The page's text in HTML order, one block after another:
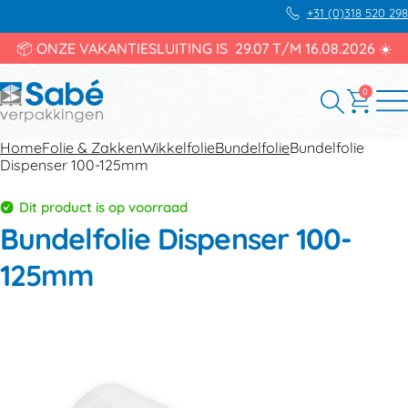
+31 (0)318 520 298
📦 ONZE VAKANTIESLUITING IS 29.07 T/M 16.08.2026 ☀️
0
HomeFolie & ZakkenWikkelfolieBundelfolieBundelfolie
Dispenser 100-125mm
Dit product is op voorraad
Bundelfolie Dispenser 100-
125mm